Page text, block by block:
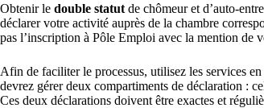
Obtenir le double statut de chômeur et d’auto-
déclarer votre activité auprès de la chambre
pas l’inscription à Pôle Emploi avec la mention de
Afin de faciliter le processus, utilisez les services
devrez gérer deux compartiments de déclaration :
Ces deux déclarations doivent être exactes et